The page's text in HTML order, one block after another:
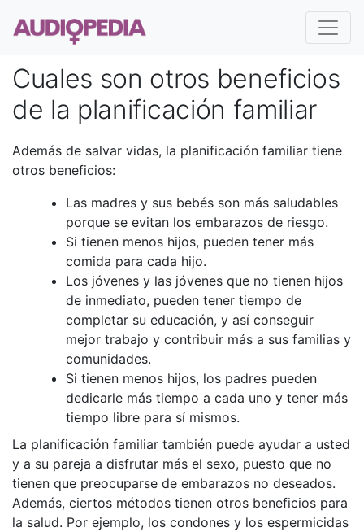
Cuales son otros beneficios
de la planificación familiar
Además de salvar vidas, la planificación familiar tiene
otros beneficios:
Las madres y sus bebés son más saludables
porque se evitan los embarazos de riesgo.
Si tienen menos hijos, pueden tener más
comida para cada hijo.
Los jóvenes y las jóvenes que no tienen hijos
de inmediato, pueden tener tiempo de
completar su educación, y así conseguir
mejor trabajo y contribuir más a sus familias y
comunidades.
Si tienen menos hijos, los padres pueden
dedicarle más tiempo a cada uno y tener más
tiempo libre para sí mismos.
La planificación familiar también puede ayudar a usted
y a su pareja a disfrutar más el sexo, puesto que no
tienen que preocuparse de embarazos no deseados.
Además, ciertos métodos tienen otros beneficios para
la salud. Por ejemplo, los condones y los espermicidas